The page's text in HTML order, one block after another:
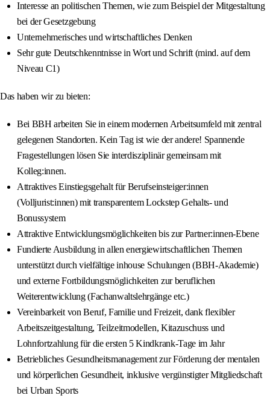
Interesse an politischen Themen, wie zum Beispiel der Mitgestaltung
bei der Gesetzgebung
Unternehmerisches und wirtschaftliches Denken
Sehr gute Deutschkenntnisse in Wort und Schrift (mind. auf dem
Niveau C1)
Das haben wir zu bieten:
Bei BBH arbeiten Sie in einem modernen Arbeitsumfeld mit zentral
gelegenen Standorten. Kein Tag ist wie der andere! Spannende
Fragestellungen lösen Sie interdisziplinär gemeinsam mit
Kolleg:innen.
Attraktives Einstiegsgehalt für Berufseinsteiger:innen
(Volljurist:innen) mit transparentem Lockstep Gehalts- und
Bonussystem
Attraktive Entwicklungsmöglichkeiten bis zur Partner:innen-Ebene
Fundierte Ausbildung in allen energiewirtschaftlichen Themen
unterstützt durch vielfältige inhouse Schulungen (BBH-Akademie)
und externe Fortbildungsmöglichkeiten zur beruflichen
Weiterentwicklung (Fachanwaltslehrgänge etc.)
Vereinbarkeit von Beruf, Familie und Freizeit, dank flexibler
Arbeitszeitgestaltung, Teilzeitmodellen, Kitazuschuss und
Lohnfortzahlung für die ersten 5 Kindkrank-Tage im Jahr
Betriebliches Gesundheitsmanagement zur Förderung der mentalen
und körperlichen Gesundheit, inklusive vergünstigter Mitgliedschaft
bei Urban Sports